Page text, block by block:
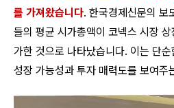
를 가져왔습니다. 한국경제신문의 보
들의 평균 시가총액이 코넥스 시장
가한 것으로 나타났습니다. 이는 단
성장 가능성과 투자 매력도를 보여주